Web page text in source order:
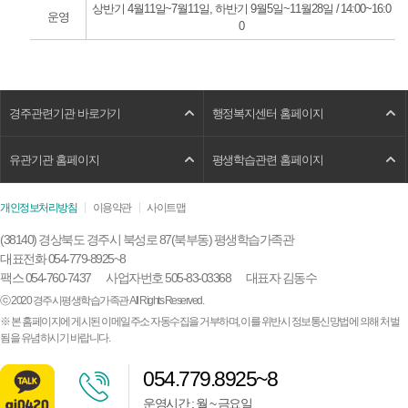
운영
상반기 4월11일~7월11일, 하반기 9월5일~11월28일 / 14:00~16:0
0
경주관련기관 바로가기 행정복지센터 홈페이지
유관기관 홈페이지 평생학습관련 홈페이지
개인정보처리방침 이용약관 사이트맵
(38140) 경상북도 경주시 북성로 87(북부동) 평생학습가족관
대표전화 054-779-8925~8
팩스 054-760-7437
사업자번호 505-83-03368 대표자 김동수
ⓒ 2020 경주시평생학습가족관 All Rights Reserved.
※ 본 홈페이지에 게시된 이메일주소 자동수집을 거부하며, 이를 위반시 정보통신망법에 의해 처벌
됨을 유념하시기 바랍니다.
054.779.8925~8
운영시간 : 월 ~ 금요일